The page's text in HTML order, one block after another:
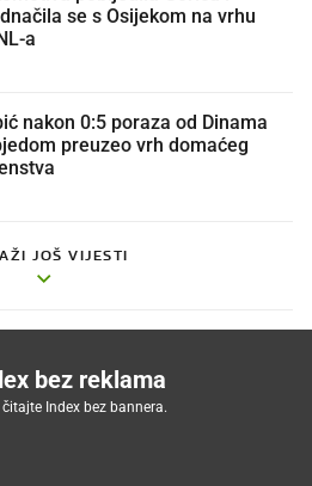
se s Osijekom na vrhu
a
nakon 0:5 poraza od Dinama
preuzeo vrh domaćeg
JOŠ VIJESTI
bez reklama
Index bez bannera.